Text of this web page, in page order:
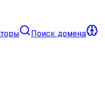
Поиск домена